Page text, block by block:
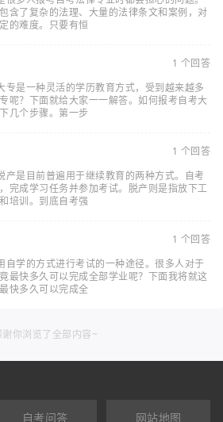
含了复杂的法理、大量的法律条文和案例，对
的难度。只要有恒
1 个回答
专是一种灵活的学历教育方式，受到越来越多
呢？下面就给大家一一解答。如何报考自考大
几个步骤。第一步
1 个回答
产是目前普遍用于继续教育的两种方式。自考
完成学习任务并参加考试。脱产则是指放下工
培训。到底自考强
1 个回答
自学的方式进行考试的一种途径。很多人对于
最快多久可以完成全部学业呢？下面我将就这
快多久可以完成全
谢你浏览了全部内容~
自考问答 网站地图